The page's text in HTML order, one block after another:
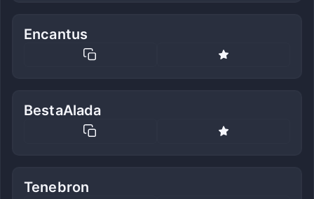
Encantus
BestaAlada
Tenebron